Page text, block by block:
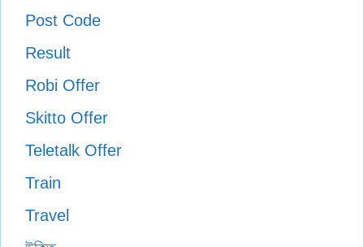
Post Code
Result
Robi Offer
Skitto Offer
Teletalk Offer
Train
Travel